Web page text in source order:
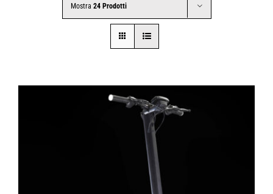
CONTATTI
ACCOUNT
CARRELLO
Mostra 24 Prodotti